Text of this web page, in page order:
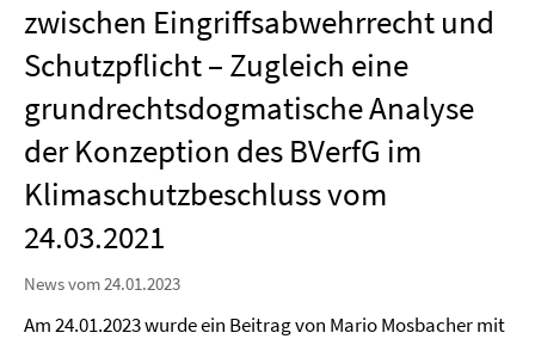
zwischen Eingriffsabwehrrecht und
Schutzpflicht – Zugleich eine
grundrechtsdogmatische Analyse
der Konzeption des BVerfG im
Klimaschutzbeschluss vom
24.03.2021
News vom 24.01.2023
Am 24.01.2023 wurde ein Beitrag von Mario Mosbacher mit